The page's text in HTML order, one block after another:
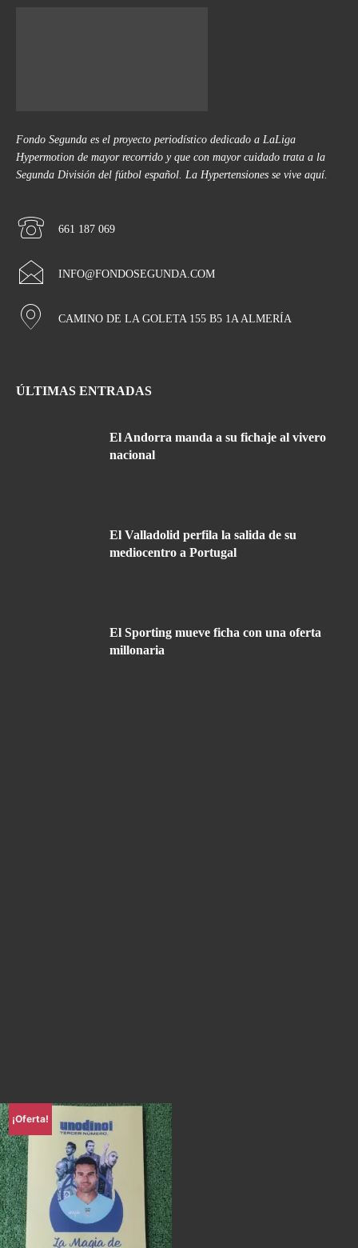
Fondo Segunda es el proyecto periodístico dedicado a LaLiga
Hypermotion de mayor recorrido y que con mayor cuidado trata a la
Segunda División del fútbol español. La Hypertensiones se vive aquí.
661 187 069
INFO@FONDOSEGUNDA.COM
CAMINO DE LA GOLETA 155 B5 1A ALMERÍA
ÚLTIMAS ENTRADAS
El Andorra manda a su fichaje al vivero
nacional
El Valladolid perfila la salida de su
mediocentro a Portugal
El Sporting mueve ficha con una oferta
millonaria
¡Oferta!